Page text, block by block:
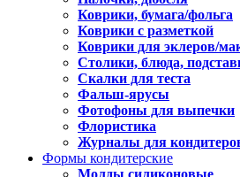
Коврики, бумага/фольга
Коврики с разметкой
Коврики для эклеров/
Столики, блюда,
Скалки для теста
Фальш-ярусы
Фотофоны для выпечки
Флористика
Журналы для
Формы кондитерские
Молды силиконовые